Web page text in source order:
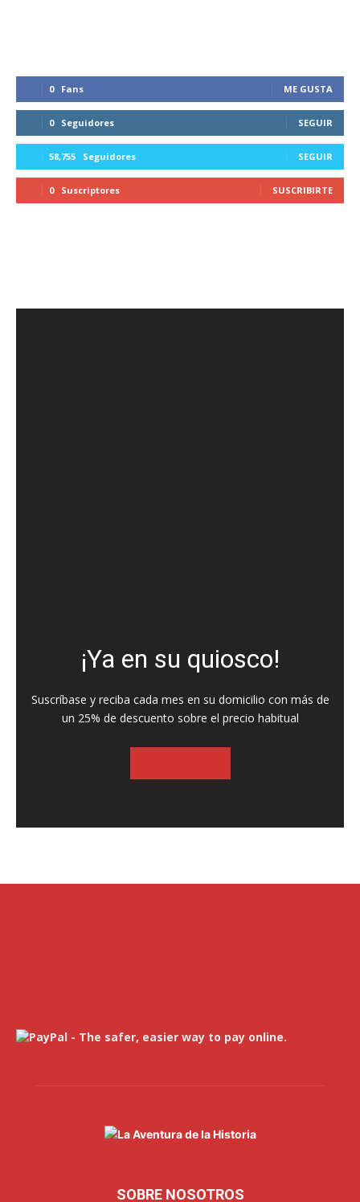
0 Fans ME GUSTA
0 Seguidores SEGUIR
58,755 Seguidores SEGUIR
0 Suscriptores SUSCRIBIRTE
¡Ya en su quiosco!
Suscríbase y reciba cada mes en su domicilio con más de
un 25% de descuento sobre el precio habitual
SOBRE NOSOTROS